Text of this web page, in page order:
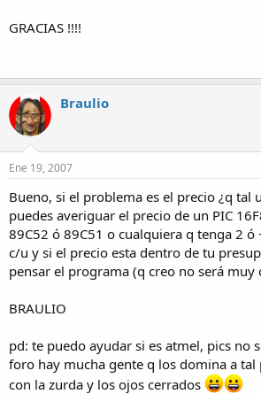
GRACIAS !!!!
Braulio
Ene 19, 2007
Bueno, si el problema es el precio ¿q tal
puedes averiguar el precio de un PIC
89C52 ó 89C51 o cualquiera q tenga 2
c/u y si el precio esta dentro de tu
pensar el programa (q creo no será muy
BRAULIO
pd: te puedo ayudar si es atmel, pics no
foro hay mucha gente q los domina a
con la zurda y los ojos cerrados